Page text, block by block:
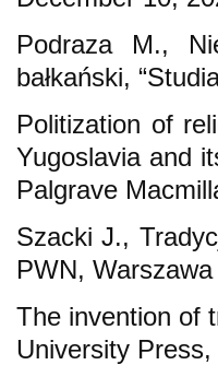
Podraza M.,
bałkański,
Politization of
Yugoslavia and
Palgrave
Szacki J.,
PWN, Warszawa
The invention of
University Press,